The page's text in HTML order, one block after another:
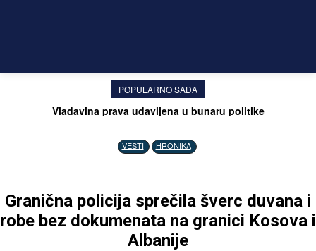
POPULARNO SADA
Vladavina prava udavljena u bunaru politike
VESTI HRONIKA
Granična policija sprečila šverc duvana i
robe bez dokumenata na granici Kosova i
Albanije